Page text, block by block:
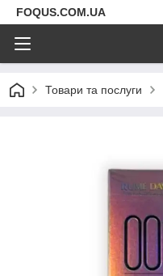
FOQUS.COM.UA
Товари та послуги